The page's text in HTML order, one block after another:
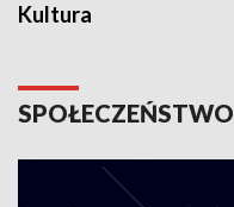
Kultura
SPOŁECZEŃSTWO